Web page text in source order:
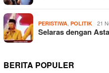
PERISTIWA POLITIK 21
Selaras dengan
BERITA POPULER